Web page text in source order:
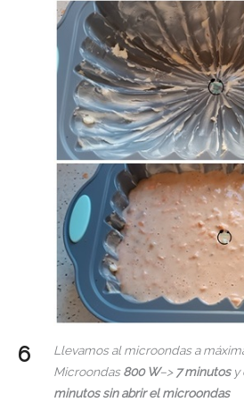
Llevamos al microondas a
Microondas800 W–> 7 minutosy
minutos sin abrir el microondas